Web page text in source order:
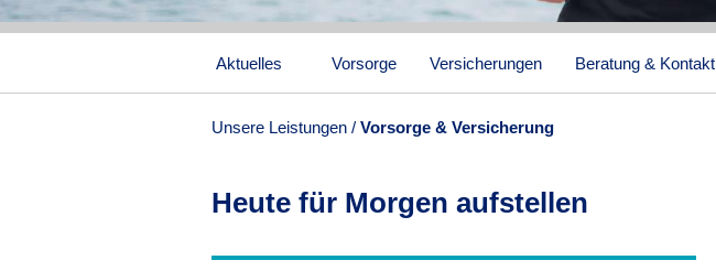
Aktuelles Vorsorge Versicherungen Beratung & Kontakt
Unsere Leistungen Vorsorge & Versicherung
Heute für Morgen aufstellen